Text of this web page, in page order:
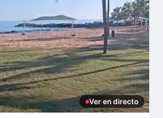
Ver en directo